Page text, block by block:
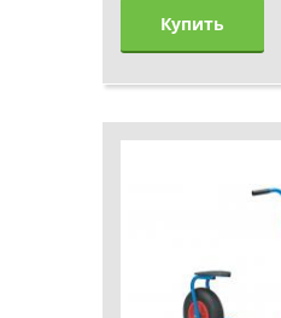
Купить